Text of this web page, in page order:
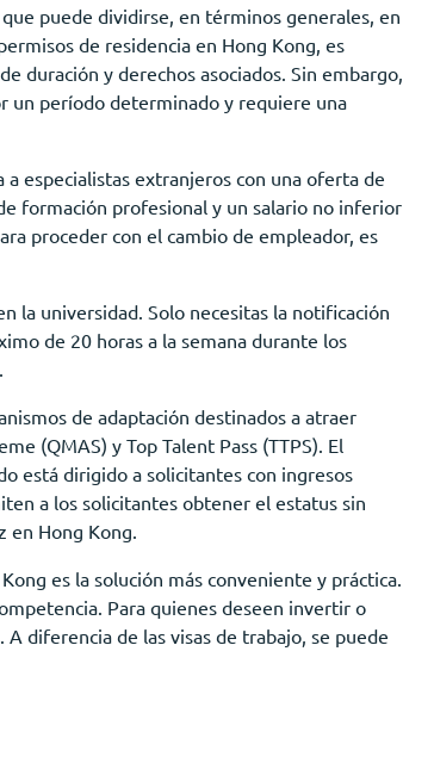
puede dividirse, en términos generales, en
de residencia en Hong Kong, es
duración y derechos asociados. Sin embargo,
un período determinado y requiere una
especialistas extranjeros con una oferta de
formación profesional y un salario no inferior
proceder con el cambio de empleador, es
la universidad. Solo necesitas la notificación
de 20 horas a la semana durante los
de adaptación destinados a atraer
(QMAS) y Top Talent Pass (TTPS). El
está dirigido a solicitantes con ingresos
a los solicitantes obtener el estatus sin
Hong Kong.
es la solución más conveniente y práctica.
Para quienes deseen invertir o
diferencia de las visas de trabajo, se puede